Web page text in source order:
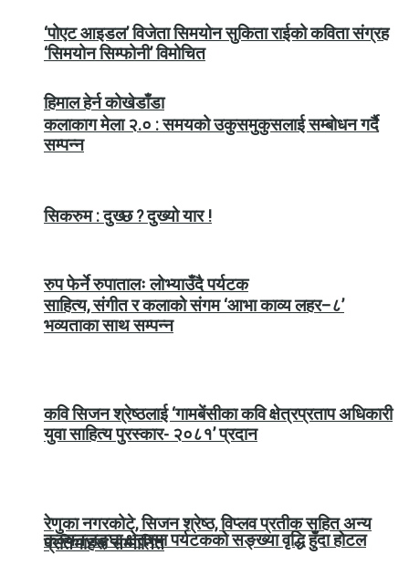
हिमाल हेर्न कोखेडाँडा
रुप फेर्ने रुपातालः लोभ्याउँदै पर्यटक
कञ्चनजङ्घा क्षेत्रमा पर्यटकको सङ्ख्या वृद्धि हुँदा होटल
‘पोएट आइडल’ विजेता सिमयोन सुकिता राईको कविता संग्रह
‘सिमयोन सिम्फोनी’ विमोचित
कलाकाग मेला २.० : समयको उकुसमुकुसलाई सम्बोधन गर्दै
सम्पन्न
सिकरुम : दुख्छ ? दुख्यो यार !
साहित्य, संगीत र कलाको संगम ‘आभा काव्य लहर–८’
भव्यताका साथ सम्पन्न
कवि सिजन श्रेष्ठलाई ‘गामबेंसीका कवि क्षेत्रप्रताप अधिकारी
युवा साहित्य पुरस्कार- २०८१’ प्रदान
रेणुका नगरकोटे, सिजन श्रेष्ठ, विप्लव प्रतीक सहित अन्य
प्रतिभाहरू सम्मानित